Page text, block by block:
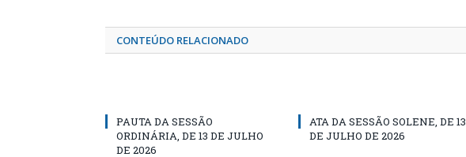
CONTEÚDO RELACIONADO
PAUTA DA SESSÃO
ORDINÁRIA, DE 13 DE JULHO
DE 2026
ATA DA SESSÃO SOLENE, DE 13
DE JULHO DE 2026